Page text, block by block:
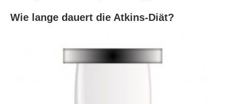
Wie lange dauert die Atkins-Diät?